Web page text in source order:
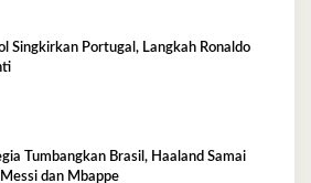
Singkirkan Portugal, Langkah Ronaldo
Tumbangkan Brasil, Haaland Samai
dan Mbappe